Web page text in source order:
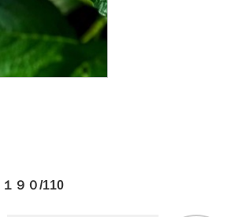
１９０/110